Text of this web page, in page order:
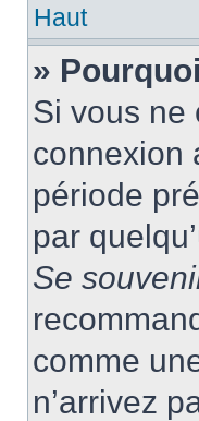
Haut
»
Si vous ne
connexion
période
par
Se
comme
n’arrivez